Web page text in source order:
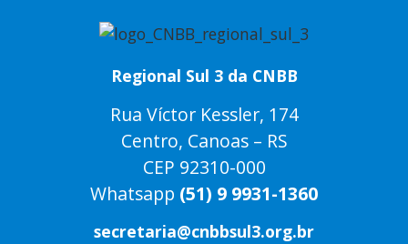
Regional Sul 3 da CNBB
Rua Víctor Kessler, 174
Centro, Canoas – RS
CEP 92310-000
Whatsapp (51) 9 9931-1360
secretaria@cnbbsul3.org.br